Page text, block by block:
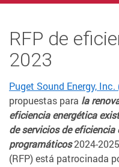
RFP de
2023
Puget Sound Energy, Inc.
propuestas para la
eficiencia energética
de servicios de eficiencia
programáticos2024-
(RFP) está patrocinada